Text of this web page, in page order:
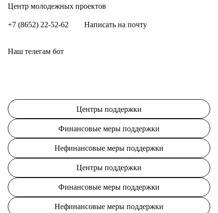
Центр молодежных проектов
+7 (8652) 22-52-62 Написать на почту
Наш телегам бот
Центры поддержки
Финансовые меры поддержки
Нефинансовые меры поддержки
Центры поддержки
Финансовые меры поддержки
Нефинансовые меры поддержки